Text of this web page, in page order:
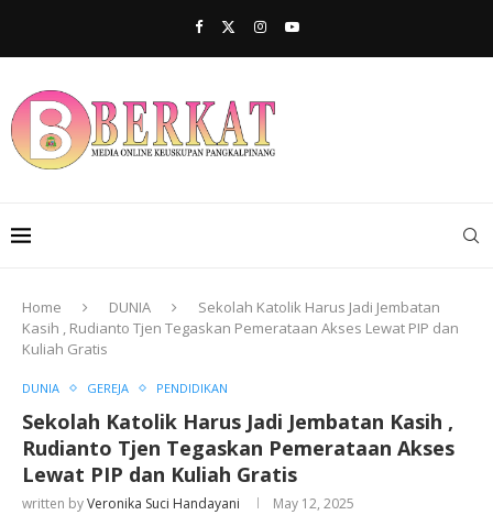
Home DUNIA
Sekolah Katolik Harus Jadi Jembatan
Kasih , Rudianto Tjen Tegaskan Pemerataan Akses Lewat PIP dan
Kuliah Gratis
DUNIA GEREJA PENDIDIKAN
Sekolah Katolik Harus Jadi Jembatan Kasih ,
Rudianto Tjen Tegaskan Pemerataan Akses
Lewat PIP dan Kuliah Gratis
written byVeronika Suci Handayani May 12, 2025